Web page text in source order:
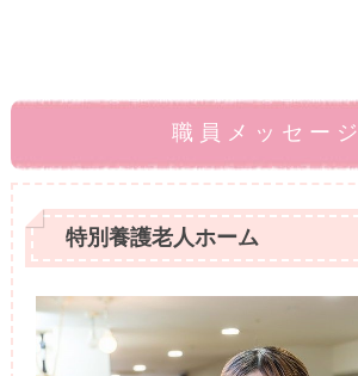
職員メッセージ
特別養護老人ホーム